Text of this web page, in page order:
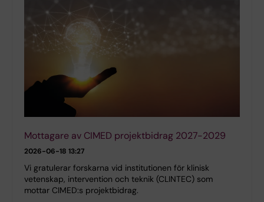
Mottagare av CIMED projektbidrag 2027-2029
2026-06-18 13:27
Vi gratulerar forskarna vid institutionen för klinisk
vetenskap, intervention och teknik (CLINTEC) som
mottar CIMED:s projektbidrag.